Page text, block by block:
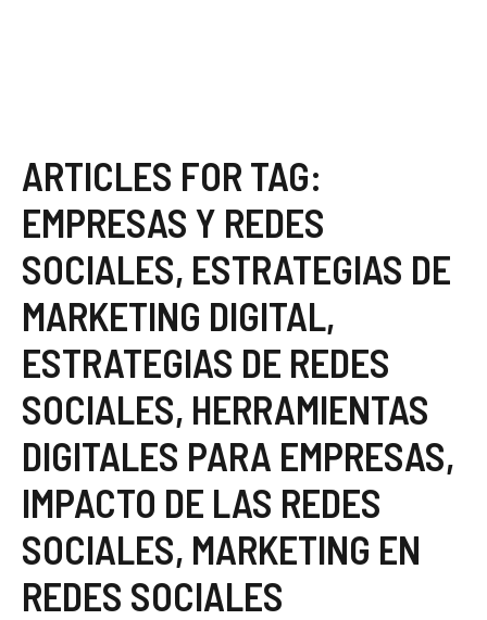
ARTICLES FOR TAG:
EMPRESAS Y REDES
SOCIALES, ESTRATEGIAS DE
MARKETING DIGITAL,
ESTRATEGIAS DE REDES
SOCIALES, HERRAMIENTAS
DIGITALES PARA EMPRESAS,
IMPACTO DE LAS REDES
SOCIALES, MARKETING EN
REDES SOCIALES